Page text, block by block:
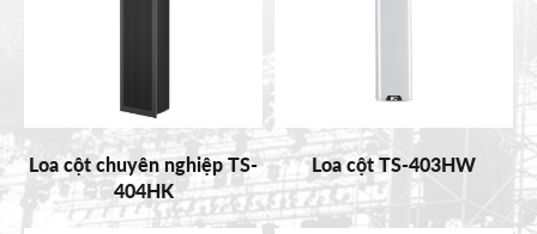
Loa cột chuyên nghiệp TS-
404HK
Loa cột TS-403HW